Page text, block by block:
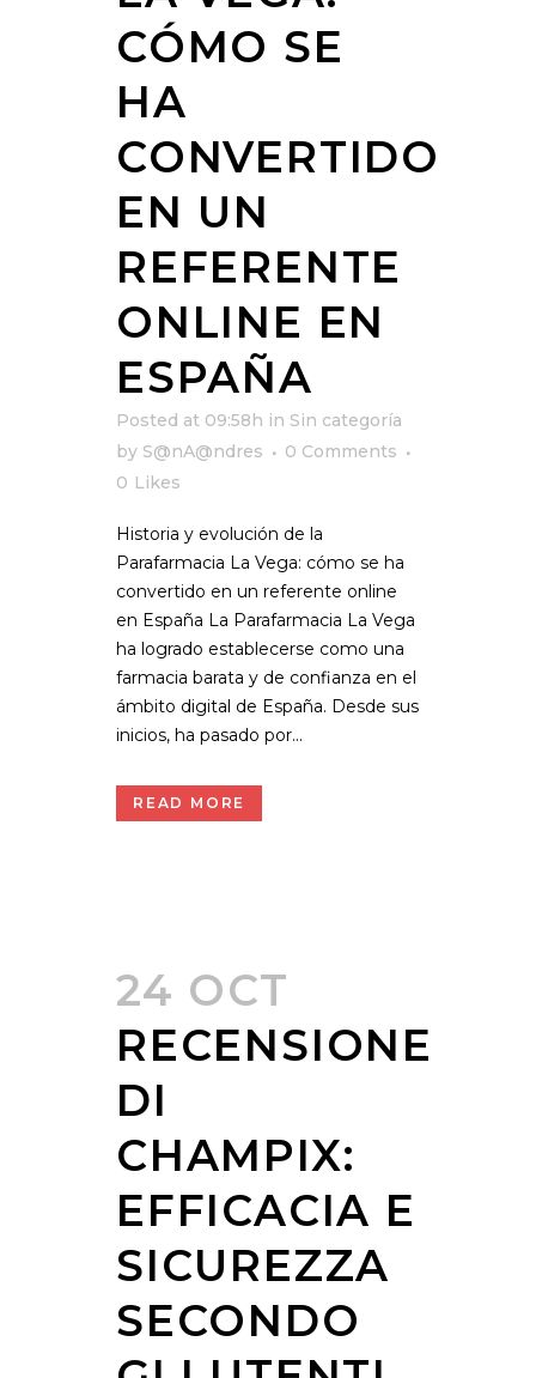
CÓMO SE
HA
CONVERTIDO
EN UN
REFERENTE
ONLINE EN
ESPAÑA
Posted at 09:58h in Sin categoría
by S@nA@ndres
0 Comments
0 Likes
Historia y evolución de la
Parafarmacia La Vega: cómo se ha
convertido en un referente online
en España La Parafarmacia La Vega
ha logrado establecerse como una
farmacia barata y de confianza en el
ámbito digital de España. Desde sus
inicios, ha pasado por...
READ MORE
24 OCT
RECENSIONE
DI
CHAMPIX:
EFFICACIA E
SICUREZZA
SECONDO